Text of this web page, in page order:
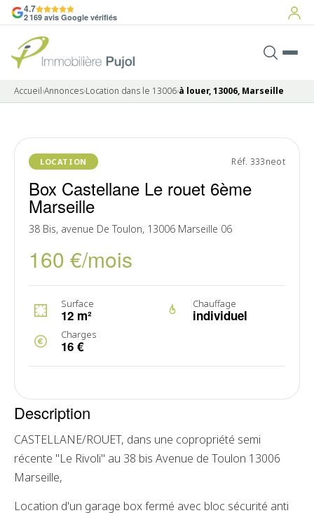
4.7
2 169 avis Google vérifiés
Accueil›Annonces›Location dans le 13006›à louer, 13006, Marseille
LOCATION Réf. 333neot
Box Castellane Le rouet 6ème
Marseille
38 Bis, avenue De Toulon, 13006 Marseille 06
160 €/mois
Surface
12 m²
Chauffage
individuel
Charges
16 €
Description
CASTELLANE/ROUET, dans une copropriété semi
récente "Le Rivoli" au 38 bis Avenue de Toulon 13006
Marseille,
Location d'un garage box fermé avec bloc sécurité anti